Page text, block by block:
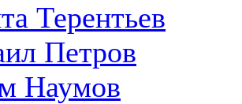
Терентьев
Петров
Наумов